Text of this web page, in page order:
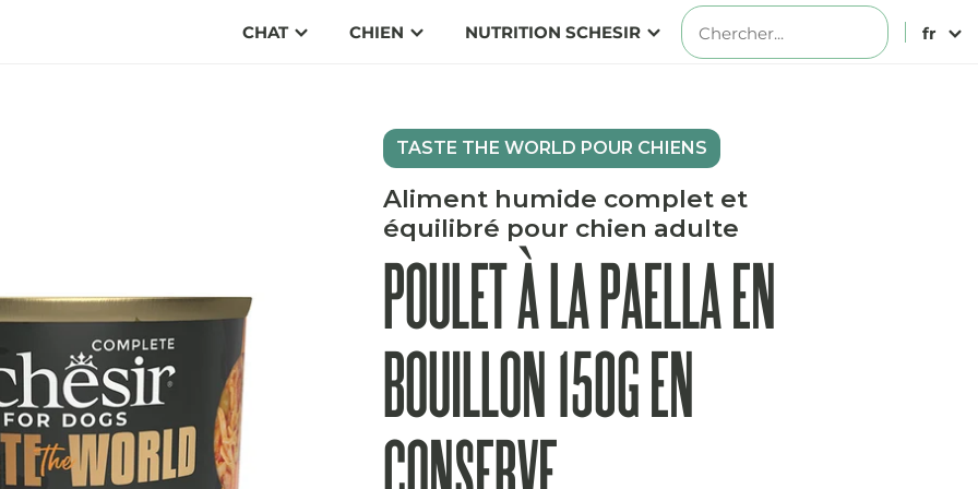
CHAT CHIEN NUTRITION SCHESIR fr
TASTE THE WORLD POUR CHIENS
Aliment humide complet et
équilibré pour chien adulte
POULET À LA PAELLA EN
BOUILLON 150G EN